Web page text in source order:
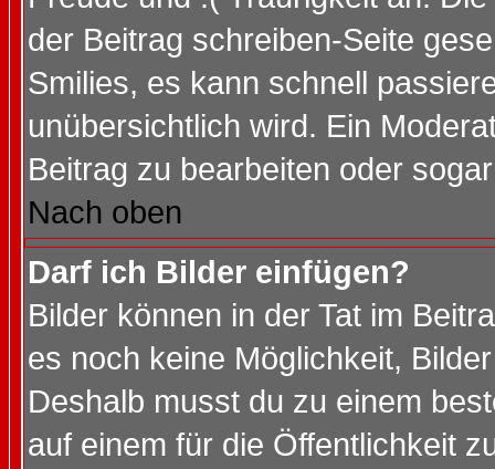
der Beitrag schreiben-Seite
Smilies, es kann schnell
unübersichtlich wird. Ein
Beitrag zu bearbeiten oder
Nach oben
Darf ich Bilder einfügen?
Bilder können in der Tat im
es noch keine Möglichkeit,
Deshalb musst du zu einem
auf einem für die Öffentlichkeit